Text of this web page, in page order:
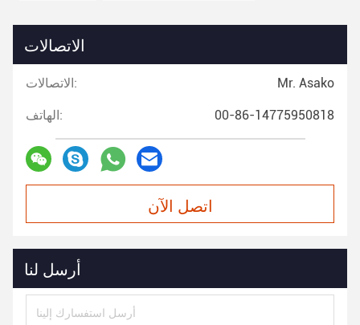
الاتصالات
الاتصالات: Mr. Asako
الهاتف: 00-86-14775950818
اتصل الآن
أرسل لنا